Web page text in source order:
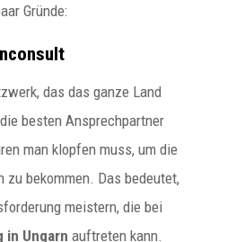
Gründe:
das das ganze Land
besten Ansprechpartner
man klopfen muss, um die
bekommen. Das bedeutet,
meistern, die bei
in Ungarn auftreten kann.